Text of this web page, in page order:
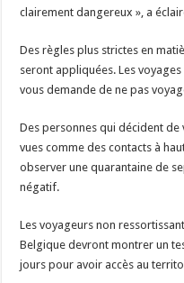
clairement dangereux », a
Des règles plus strictes en
seront appliquées. Les
vous demande de ne pas
Des personnes qui décident
vues comme des contacts à
observer une quarantaine de
négatif.
Les voyageurs non
Belgique devront montrer un
jours pour avoir accès au